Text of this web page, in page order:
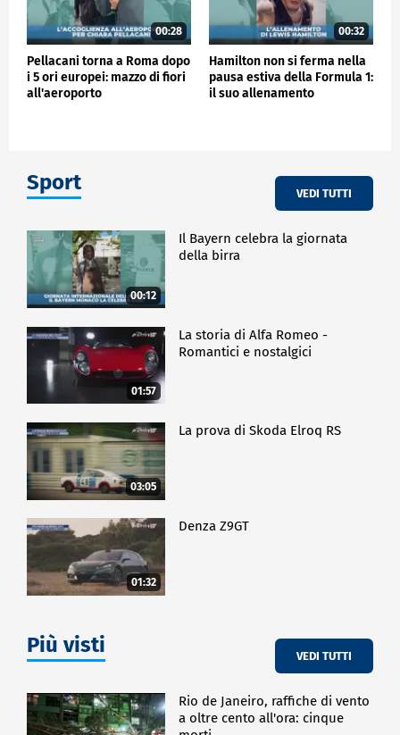
00:28
Pellacani torna a Roma dopo
i 5 ori europei: mazzo di fiori
all'aeroporto
00:32
Hamilton non si ferma nella
pausa estiva della Formula 1:
il suo allenamento
Sport VEDI TUTTI
00:12
Il Bayern celebra la giornata
della birra
01:57
La storia di Alfa Romeo -
Romantici e nostalgici
03:05
La prova di Skoda Elroq RS
01:32
Denza Z9GT
Più visti VEDI TUTTI
Rio de Janeiro, raffiche di vento
a oltre cento all'ora: cinque